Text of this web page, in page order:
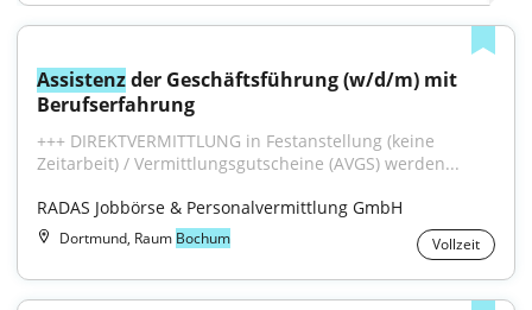
Assistenz der Geschäftsführung (w/d/m) mit
Berufserfahrung
+++ DIREKTVERMITTLUNG in Festanstellung (keine
Zeitarbeit) / Vermittlungsgutscheine (AVGS) werden...
RADAS Jobbörse & Personalvermittlung GmbH
Dortmund, Raum Bochum Vollzeit